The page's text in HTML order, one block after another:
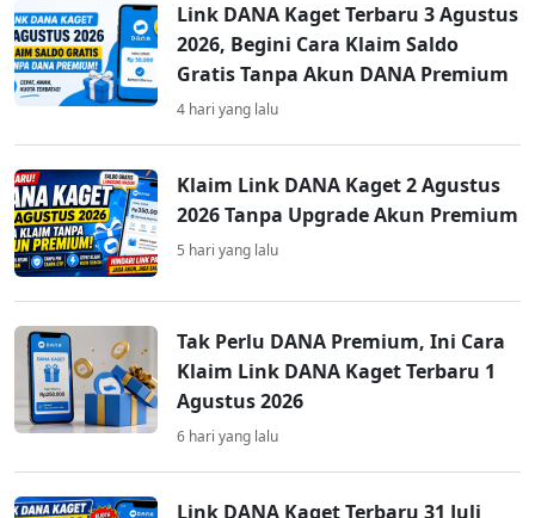
Link DANA Kaget Terbaru 3 Agustus
2026, Begini Cara Klaim Saldo
Gratis Tanpa Akun DANA Premium
4 hari yang lalu
Klaim Link DANA Kaget 2 Agustus
2026 Tanpa Upgrade Akun Premium
5 hari yang lalu
Tak Perlu DANA Premium, Ini Cara
Klaim Link DANA Kaget Terbaru 1
Agustus 2026
6 hari yang lalu
Link DANA Kaget Terbaru 31 Juli